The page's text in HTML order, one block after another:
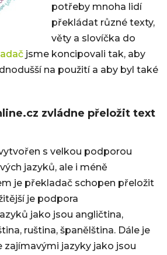
potřeby mnoha lidí
překládat různé texty,
věty a slovíčka do
jsme koncipovali tak, aby
na použití a aby byl také
zvládne přeložit text
s velkou podporou
jazyků, ale i méně
je překladač schopen přeložit
je podpora
jako jsou angličtina,
ruština, španělština. Dále je
zajímavými jazyky jako jsou